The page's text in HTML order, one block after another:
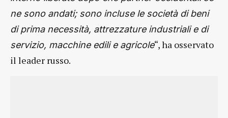
ne sono andati; sono incluse le società di beni
di prima necessità, attrezzature industriali e di
servizio, macchine edili e agricole“, ha osservato
il leader russo.